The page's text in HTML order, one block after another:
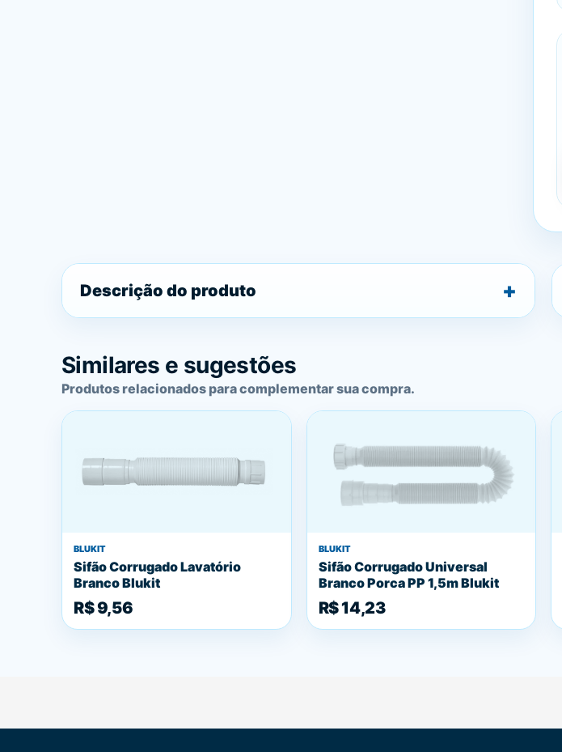
Descrição do produto
Similares e sugestões
Produtos relacionados para complementar sua compra.
BLUKIT
Sifão Corrugado Lavatório
Branco Blukit
R$ 9,56
BLUKIT
Sifão Corrugado Universal
Branco Porca PP 1,5m Blukit
R$ 14,23